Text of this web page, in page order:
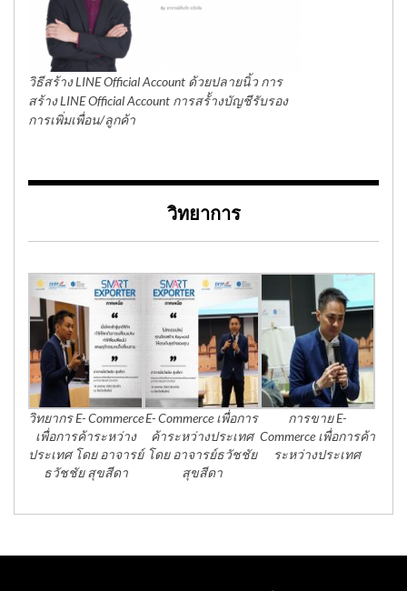
วิธีสร้าง LINE Official Account ด้วยปลายนิ้ว การ
สร้าง LINE Official Account การสร้้างบัญชีรับรอง
การเพิ่มเพื่อน/ลูกค้า
วิทยาการ
วิทยากร E- Commerce
เพื่อการค้าระหว่าง
ประเทศ โดย อาจารย์
ธวัชชัย สุขสีดา
E- Commerce เพื่อการ
ค้าระหว่างประเทศ
โดย อาจารย์ธวัชชัย
สุขสีดา
การขาย E-
Commerce เพื่อการค้า
ระหว่างประเทศ